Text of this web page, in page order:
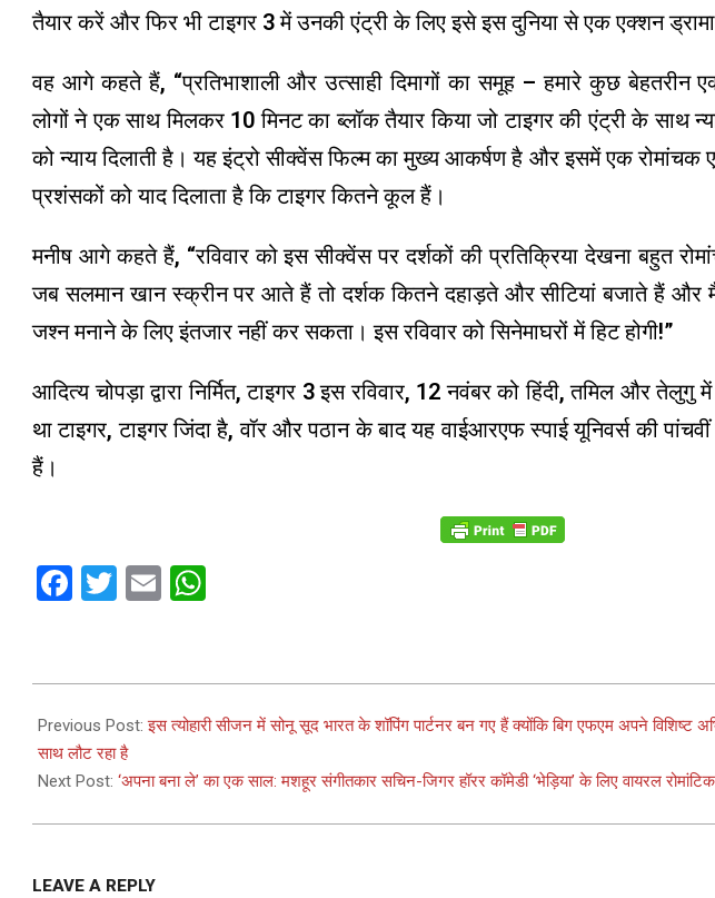
तैयार करें और फिर भी टाइगर 3 में उनकी एंट्री के लिए इसे इस दुनिया से एक एक्शन ड्रामा
वह आगे कहते हैं, “प्रतिभाशाली और उत्साही दिमागों का समूह – हमारे कुछ बेहतरीन
लोगों ने एक साथ मिलकर 10 मिनट का ब्लॉक तैयार किया जो टाइगर की एंट्री के साथ
को न्याय दिलाती है। यह इंट्रो सीक्वेंस फिल्म का मुख्य आकर्षण है और इसमें एक रोमांचक
प्रशंसकों को याद दिलाता है कि टाइगर कितने कूल हैं।
मनीष आगे कहते हैं, “रविवार को इस सीक्वेंस पर दर्शकों की प्रतिक्रिया देखना बहुत
जब सलमान खान स्क्रीन पर आते हैं तो दर्शक कितने दहाड़ते और सीटियां बजाते हैं
जश्न मनाने के लिए इंतजार नहीं कर सकता। इस रविवार को सिनेमाघरों में हिट होगी!”
आदित्य चोपड़ा द्वारा निर्मित, टाइगर 3 इस रविवार, 12 नवंबर को हिंदी, तमिल और
था टाइगर, टाइगर जिंदा है, वॉर और पठान के बाद यह वाईआरएफ स्पाई यूनिवर्स की
हैं।
Facebook
Twitter
Email
11-
09
Previous Post:इस त्योहारी सीजन में सोनू सूद भारत के शॉपिंग पार्टनर बन गए हैं क्योंकि बिग एफएम अपने विशिष्ट
साथ लौट रहा है
Next Post: ‘अपना बना ले’ का एक साल: मशहूर संगीतकार सचिन-जिगर हॉरर कॉमेडी ‘भेड़िया’ के लिए वायरल
LEAVE A REPLY